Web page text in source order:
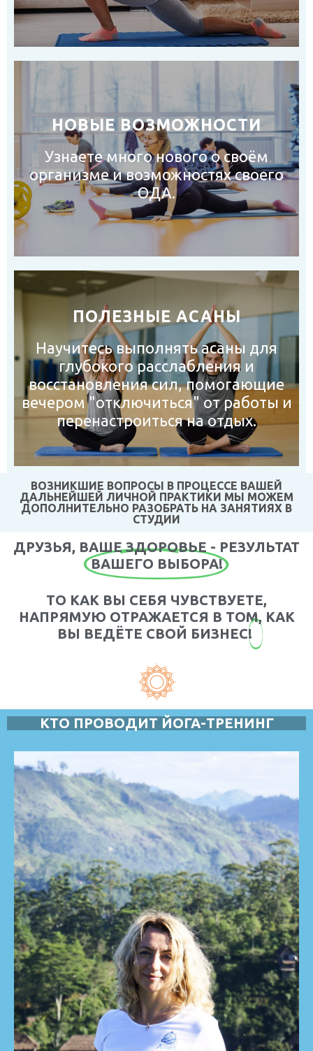
НОВЫЕ ВОЗМОЖНОСТИ
Узнаете много нового о своём
организме и возможностях своего
ОДА.
ПОЛЕЗНЫЕ АСАНЫ
Научитесь выполнять асаны для
глубокого расслабления и
восстановления сил, помогающие
вечером "отключиться" от работы и
перенастроиться на отдых.
ВОЗНИКШИЕ ВОПРОСЫ В ПРОЦЕССЕ ВАШЕЙ
ДАЛЬНЕЙШЕЙ ЛИЧНОЙ ПРАКТИКИ МЫ МОЖЕМ
ДОПОЛНИТЕЛЬНО РАЗОБРАТЬ НА ЗАНЯТИЯХ В
СТУДИИ
ДРУЗЬЯ, ВАШЕ ЗДОРОВЬЕ - РЕЗУЛЬТАТ
ВАШЕГО ВЫБОРА!
ТО КАК ВЫ СЕБЯ ЧУВСТВУЕТЕ,
НАПРЯМУЮ ОТРАЖАЕТСЯ В ТОМ, КАК
ВЫ ВЕДЁТЕ СВОЙ БИЗНЕС!
КТО ПРОВОДИТ ЙОГА-ТРЕНИНГ